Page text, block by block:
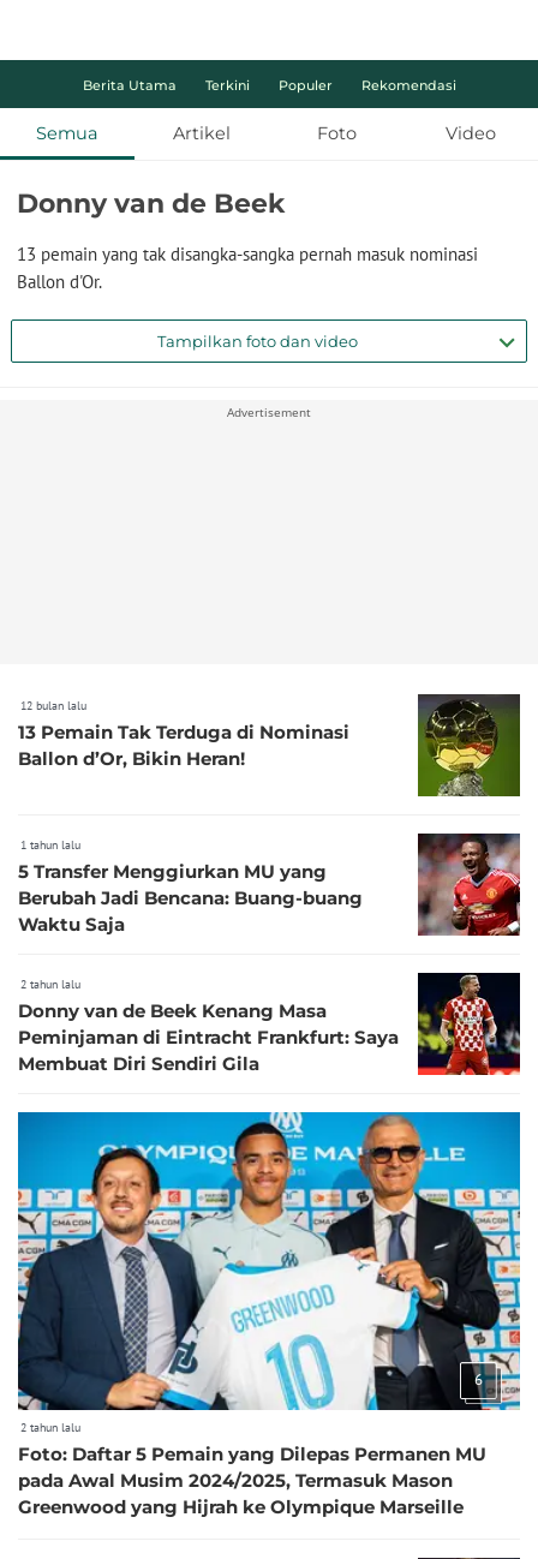
Berita Utama Terkini Populer Rekomendasi
Semua Artikel Foto Video
Donny van de Beek
13 pemain yang tak disangka-sangka pernah masuk nominasi
Ballon d'Or.
Tampilkan foto dan video
Advertisement
12 bulan lalu
13 Pemain Tak Terduga di Nominasi
Ballon d’Or, Bikin Heran!
1 tahun lalu
5 Transfer Menggiurkan MU yang
Berubah Jadi Bencana: Buang-buang
Waktu Saja
2 tahun lalu
Donny van de Beek Kenang Masa
Peminjaman di Eintracht Frankfurt: Saya
Membuat Diri Sendiri Gila
6
2 tahun lalu
Foto: Daftar 5 Pemain yang Dilepas Permanen MU
pada Awal Musim 2024/2025, Termasuk Mason
Greenwood yang Hijrah ke Olympique Marseille